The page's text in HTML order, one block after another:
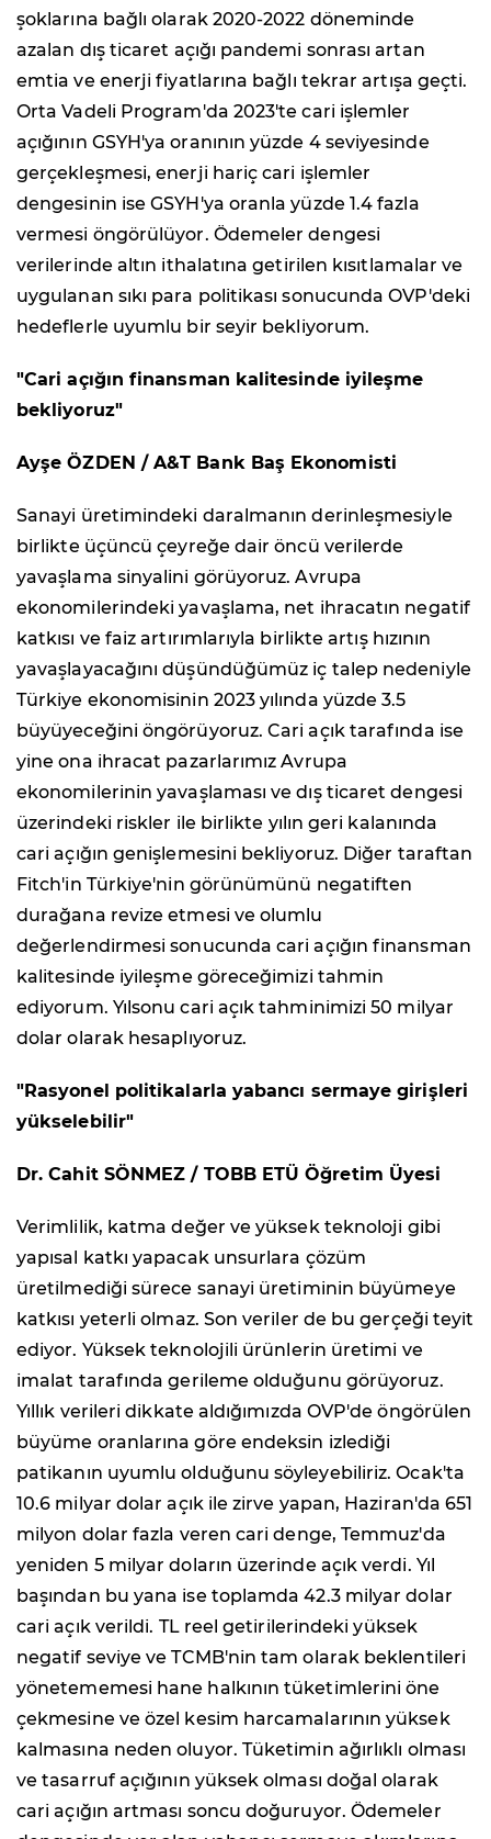
şoklarına bağlı olarak 2020-2022 döneminde
azalan dış ticaret açığı pandemi sonrası artan
emtia ve enerji fiyatlarına bağlı tekrar artışa geçti.
Orta Vadeli Program'da 2023'te cari işlemler
açığının GSYH'ya oranının yüzde 4 seviyesinde
gerçekleşmesi, enerji hariç cari işlemler
dengesinin ise GSYH'ya oranla yüzde 1.4 fazla
vermesi öngörülüyor. Ödemeler dengesi
verilerinde altın ithalatına getirilen kısıtlamalar ve
uygulanan sıkı para politikası sonucunda OVP'deki
hedeflerle uyumlu bir seyir bekliyorum.
"Cari açığın finansman kalitesinde iyileşme
bekliyoruz"
Ayşe ÖZDEN / A&T Bank Baş Ekonomisti
Sanayi üretimindeki daralmanın derinleşmesiyle
birlikte üçüncü çeyreğe dair öncü verilerde
yavaşlama sinyalini görüyoruz. Avrupa
ekonomilerindeki yavaşlama, net ihracatın negatif
katkısı ve faiz artırımlarıyla birlikte artış hızının
yavaşlayacağını düşündüğümüz iç talep nedeniyle
Türkiye ekonomisinin 2023 yılında yüzde 3.5
büyüyeceğini öngörüyoruz. Cari açık tarafında ise
yine ona ihracat pazarlarımız Avrupa
ekonomilerinin yavaşlaması ve dış ticaret dengesi
üzerindeki riskler ile birlikte yılın geri kalanında
cari açığın genişlemesini bekliyoruz. Diğer taraftan
Fitch'in Türkiye'nin görünümünü negatiften
durağana revize etmesi ve olumlu
değerlendirmesi sonucunda cari açığın finansman
kalitesinde iyileşme göreceğimizi tahmin
ediyorum. Yılsonu cari açık tahminimizi 50 milyar
dolar olarak hesaplıyoruz.
"Rasyonel politikalarla yabancı sermaye girişleri
yükselebilir"
Dr. Cahit SÖNMEZ / TOBB ETÜ Öğretim Üyesi
Verimlilik, katma değer ve yüksek teknoloji gibi
yapısal katkı yapacak unsurlara çözüm
üretilmediği sürece sanayi üretiminin büyümeye
katkısı yeterli olmaz. Son veriler de bu gerçeği teyit
ediyor. Yüksek teknolojili ürünlerin üretimi ve
imalat tarafında gerileme olduğunu görüyoruz.
Yıllık verileri dikkate aldığımızda OVP'de öngörülen
büyüme oranlarına göre endeksin izlediği
patikanın uyumlu olduğunu söyleyebiliriz. Ocak'ta
10.6 milyar dolar açık ile zirve yapan, Haziran'da 651
milyon dolar fazla veren cari denge, Temmuz'da
yeniden 5 milyar doların üzerinde açık verdi. Yıl
başından bu yana ise toplamda 42.3 milyar dolar
cari açık verildi. TL reel getirilerindeki yüksek
negatif seviye ve TCMB'nin tam olarak beklentileri
yönetememesi hane halkının tüketimlerini öne
çekmesine ve özel kesim harcamalarının yüksek
kalmasına neden oluyor. Tüketimin ağırlıklı olması
ve tasarruf açığının yüksek olması doğal olarak
cari açığın artması soncu doğuruyor. Ödemeler